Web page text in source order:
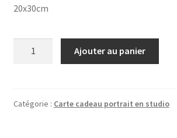
20x30cm
Portrait
Ajouter au panier
Catégorie : Carte cadeau portrait en studio